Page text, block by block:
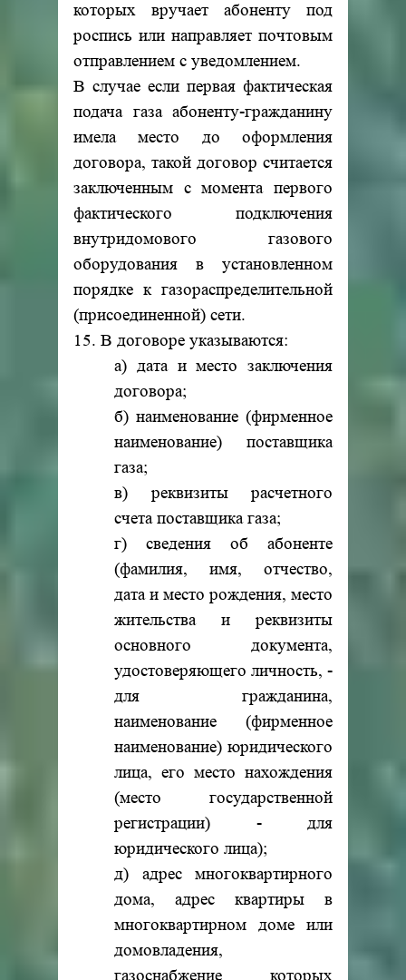
которых вручает абоненту под
роспись или направляет почтовым
отправлением с уведомлением.
В случае если первая фактическая
подача газа абоненту-гражданину
имела место до оформления
договора, такой договор считается
заключенным с момента первого
фактического подключения
внутридомового газового
оборудования в установленном
порядке к газораспределительной
(присоединенной) сети.
15. В договоре указываются:
а) дата и место заключения
договора;
б) наименование (фирменное
наименование) поставщика
газа;
в) реквизиты расчетного
счета поставщика газа;
г) сведения об абоненте
(фамилия, имя, отчество,
дата и место рождения, место
жительства и реквизиты
основного документа,
удостоверяющего личность, -
для гражданина,
наименование (фирменное
наименование) юридического
лица, его место нахождения
(место государственной
регистрации) - для
юридического лица);
д) адрес многоквартирного
дома, адрес квартиры в
многоквартирном доме или
домовладения,
газоснабжение которых